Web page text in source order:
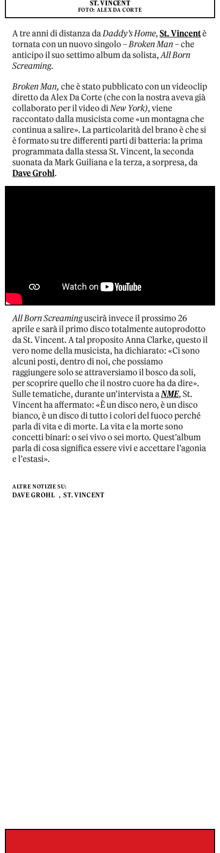
ST. VINCENT
FOTO: ALEX DA CORTE
A tre anni di distanza daDaddy’s Home,St. Vincentè
tornata con un nuovo singolo –Broken Man– che
anticipo il suo settimo album da solista,All Born
Screaming.
Broken Man, che è stato pubblicato con un videoclip
diretto da Alex Da Corte (che con la nostra aveva già
collaborato per il video diNew York), viene
raccontato dalla musicista come «un montagna che
continua a salire». La particolarità del brano è che si
è formato su tre differenti parti di batteria: la prima
programmata dalla stessa St. Vincent, la seconda
suonata da Mark Guiliana e la terza, a sorpresa, da
Dave Grohl.
All Born Screaminguscirà invece il prossimo 26
aprile e sarà il primo disco totalmente autoprodotto
da St. Vincent. A tal proposito Anna Clarke, questo il
vero nome della musicista, ha dichiarato: «Ci sono
alcuni posti, dentro di noi, che possiamo
raggiungere solo se attraversiamo il bosco da soli,
per scoprire quello che il nostro cuore ha da dire».
Sulle tematiche, durante un’intervista aNME, St.
Vincent ha affermato: «È un disco nero, è un disco
bianco, è un disco di tutto i colori del fuoco perché
parla di vita e di morte. La vita e la morte sono
concetti binari: o sei vivo o sei morto. Quest’album
parla di cosa significa essere vivi e accettare l’agonia
e l’estasi».
ALTRE NOTIZIE SU:
DAVE GROHL ST. VINCENT